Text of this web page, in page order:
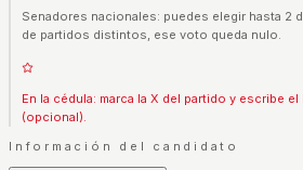
Senadores nacionales: puedes elegir hasta 2
de partidos distintos, ese voto queda nulo.
En la cédula: marca la X del partido y escribe
(opcional).
Información del candidato